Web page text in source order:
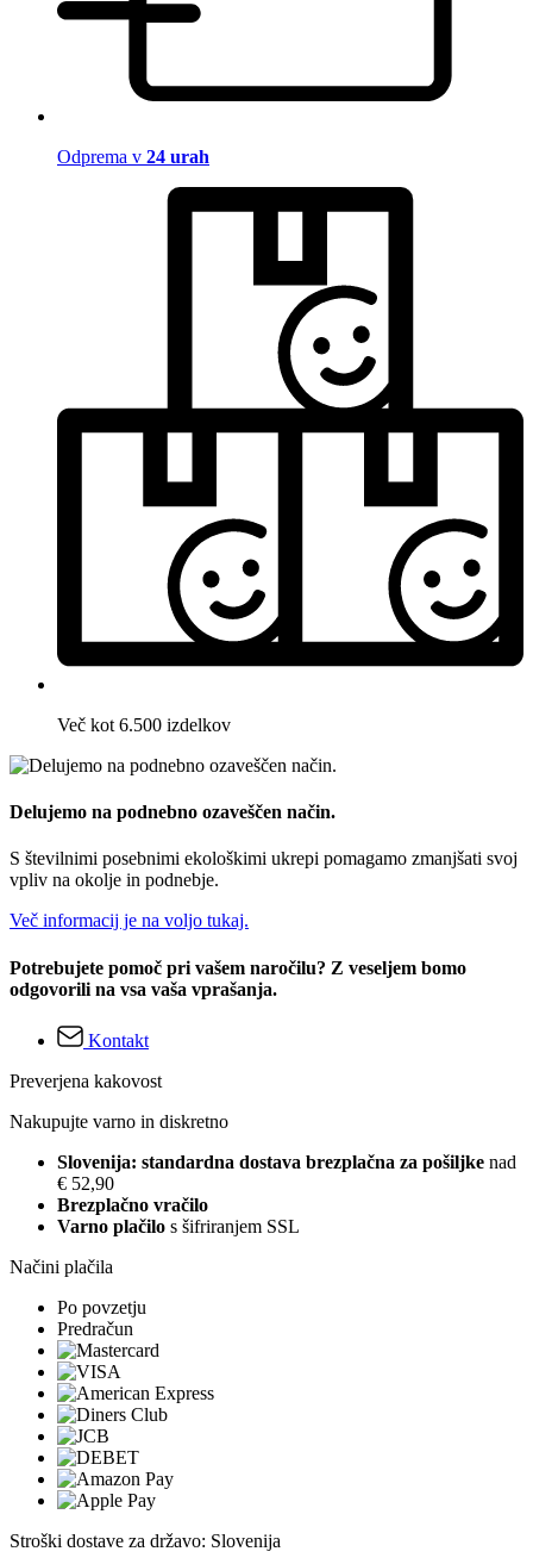
Odprema v 24 urah
Več kot 6.500 izdelkov
Delujemo na podnebno ozaveščen način.
S številnimi posebnimi ekološkimi ukrepi pomagamo zmanjšati svoj
vpliv na okolje in podnebje.
Več informacij je na voljo tukaj.
Potrebujete pomoč pri vašem naročilu? Z veseljem bomo
odgovorili na vsa vaša vprašanja.
Kontakt
Preverjena kakovost
Nakupujte varno in diskretno
Slovenija: standardna dostava brezplačna za pošiljke nad
€ 52,90
Brezplačno vračilo
Varno plačilo s šifriranjem SSL
Načini plačila
Po povzetju
Predračun
Stroški dostave za državo: Slovenija